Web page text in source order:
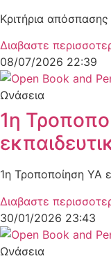
Κριτήρια
Διαβαστε
08/07/2026 22:39
Ωνάσεια
1η
1η Τροποποίηση ΥΑ
Διαβαστε
30/01/2026 23:43
Ωνάσεια